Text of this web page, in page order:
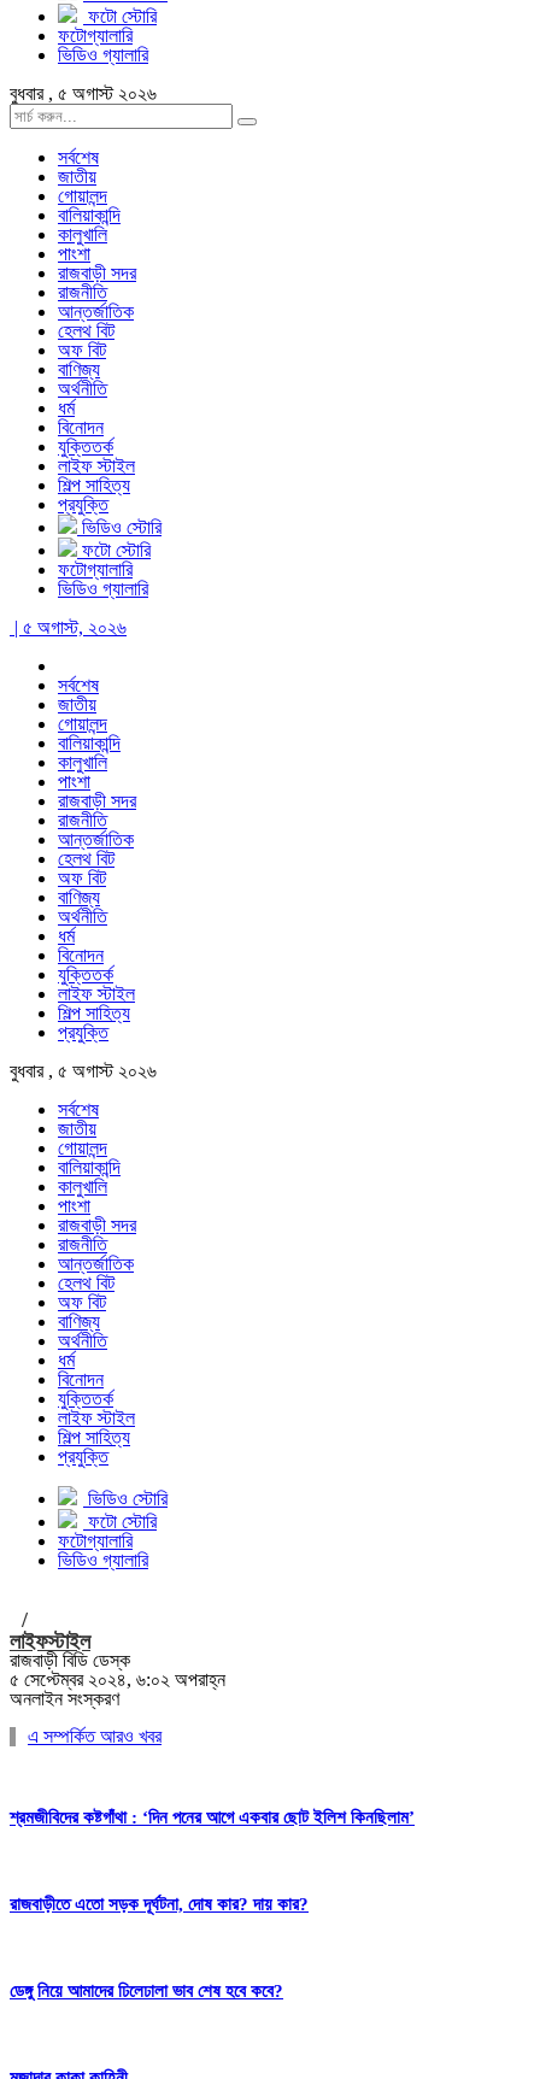
ফটো স্টোরি
ফটোগ্যালারি
ভিডিও গ্যালারি
বুধবার , ৫ অগাস্ট ২০২৬
সর্বশেষ
জাতীয়
গোয়ালন্দ
বালিয়াকান্দি
কালুখালি
পাংশা
রাজবাড়ী সদর
রাজনীতি
আন্তর্জাতিক
হেলথ বিট
অফ বিট
বাণিজ্য
অর্থনীতি
ধর্ম
বিনোদন
যুক্তিতর্ক
লাইফ স্টাইল
শিল্প সাহিত্য
প্রযুক্তি
ভিডিও স্টোরি
ফটো স্টোরি
ফটোগ্যালারি
ভিডিও গ্যালারি
| ৫ অগাস্ট, ২০২৬
সর্বশেষ
জাতীয়
গোয়ালন্দ
বালিয়াকান্দি
কালুখালি
পাংশা
রাজবাড়ী সদর
রাজনীতি
আন্তর্জাতিক
হেলথ বিট
অফ বিট
বাণিজ্য
অর্থনীতি
ধর্ম
বিনোদন
যুক্তিতর্ক
লাইফ স্টাইল
শিল্প সাহিত্য
প্রযুক্তি
বুধবার , ৫ অগাস্ট ২০২৬
সর্বশেষ
জাতীয়
গোয়ালন্দ
বালিয়াকান্দি
কালুখালি
পাংশা
রাজবাড়ী সদর
রাজনীতি
আন্তর্জাতিক
হেলথ বিট
অফ বিট
বাণিজ্য
অর্থনীতি
ধর্ম
বিনোদন
যুক্তিতর্ক
লাইফ স্টাইল
শিল্প সাহিত্য
প্রযুক্তি
ভিডিও স্টোরি
ফটো স্টোরি
ফটোগ্যালারি
ভিডিও গ্যালারি
/
লাইফস্টাইল
রাজবাড়ী বিডি ডেস্ক
৫ সেপ্টেম্বর ২০২৪, ৬:০২ অপরাহ্ন
অনলাইন সংস্করণ
এ সম্পর্কিত আরও খবর
শ্রমজীবিদের কষ্টগাঁথা : ‘দিন পনের আগে একবার ছোট ইলিশ কিনছিলাম’
রাজবাড়ীতে এতো সড়ক দূর্ঘটনা, দোষ কার? দায় কার?
ডেঙ্গু নিয়ে আমাদের ঢিলেঢালা ভাব শেষ হবে কবে?